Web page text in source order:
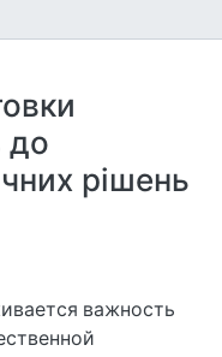
до
рішень
важность